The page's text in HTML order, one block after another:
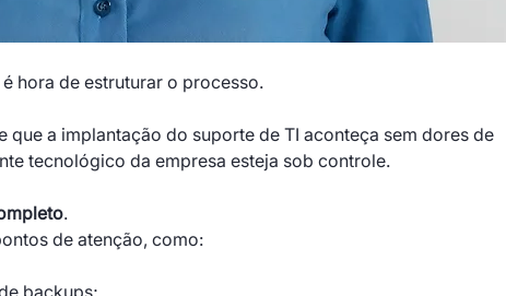
hora de estruturar o processo.
que a implantação do suporte de TI aconteça sem dores de
tecnológico da empresa esteja sob controle.
.
de atenção, como: